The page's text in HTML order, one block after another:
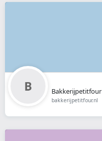
Bakkerijpetitfour
bakkerijpetitfour.nl